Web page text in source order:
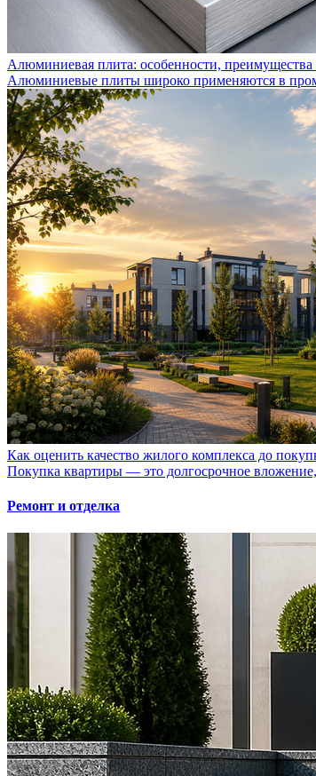
Алюминиевая плита: особенности,
Алюминиевые плиты широко применяются в
Как оценить качество жилого комплекса до
Покупка квартиры — это долгосрочное
Ремонт и отделка